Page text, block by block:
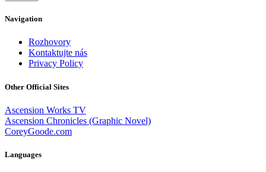
Navigation
Rozhovory
Kontaktujte nás
Privacy Policy
Other Official Sites
Ascension Works TV
Ascension Chronicles (Graphic Novel)
CoreyGoode.com
Languages